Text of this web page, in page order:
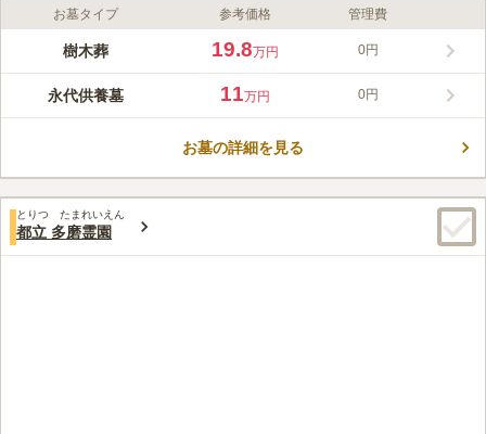
ライフドット編集部のコメント
住宅地にありながらもゆったりとした時間が流れる雰囲気の常久
院です。ライフスタイルの多様化に合わせ平成24年には「永代供
養墓やすらぎ」「永代供養付個別墓・五輪塔」平成25年には「第
建立。また、宗旨・宗派、年間管理費・護持会費も不要で、供
みんなの評価
4.3 口コミ3件
50代女性
寺が住宅街の中にあり、周辺にはお店なども見当たりません（知
らないだけかも）。それは承知しているので、供花などは事前に購入して
持参します。合同墓なので、お供え物などはしないので、それで不自由は
感じません。食事を近辺でする必要性もなく、食事処がないことも問題は
お墓タイプ 参考価格 管理費
樹木葬 19.8万円 0円
永代供養墓 11万円 0円
お墓の詳細を見る
とりつ たまれいえん
都立 多磨霊園